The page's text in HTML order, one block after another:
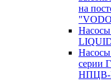
на
серии
НПЦВ-